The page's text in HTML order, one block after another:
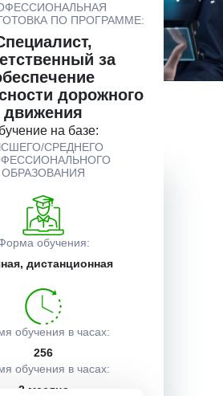
ПО ПРОГРАММЕ:
за
дорожного
движения
на базе:
СРЕДНЕГО
ОБРАЗОВАНИЯ
обучения:
дистанционная
обучения в часах:
256
обучения в часах:
2 месяца
курса
документы
поступления